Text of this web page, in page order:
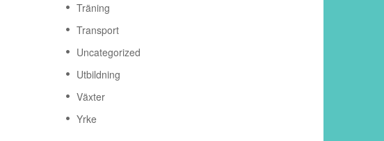
Träning
Transport
Uncategorized
Utbildning
Växter
Yrke